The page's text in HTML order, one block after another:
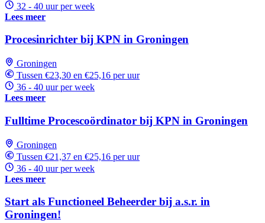
32 - 40 uur per week
Lees meer
Procesinrichter bij KPN in Groningen
Groningen
Tussen €23,30 en €25,16 per uur
36 - 40 uur per week
Lees meer
Fulltime Procescoördinator bij KPN in Groningen
Groningen
Tussen €21,37 en €25,16 per uur
36 - 40 uur per week
Lees meer
Start als Functioneel Beheerder bij a.s.r. in
Groningen!